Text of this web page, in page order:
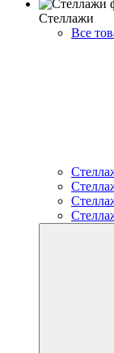
Стеллажи
Все